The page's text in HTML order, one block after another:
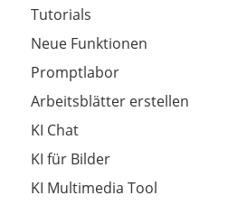
Tutorials
Neue Funktionen
Promptlabor
Arbeitsblätter erstellen
KI Chat
KI für Bilder
KI Multimedia Tool